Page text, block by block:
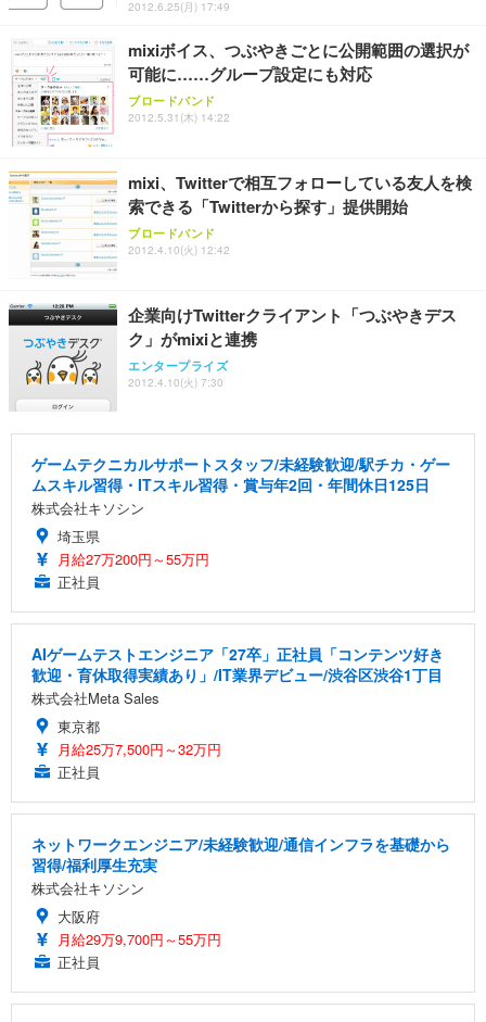
2012.6.25(月) 17:49
mixiボイス、つぶやきごとに公開範囲の選択が
可能に……グループ設定にも対応
ブロードバンド
2012.5.31(木) 14:22
mixi、Twitterで相互フォローしている友人を検
索できる「Twitterから探す」提供開始
ブロードバンド
2012.4.10(火) 12:42
企業向けTwitterクライアント「つぶやきデス
ク」がmixiと連携
エンタープライズ
2012.4.10(火) 7:30
ゲームテクニカルサポートスタッフ/未経験歓迎/駅チカ・ゲー
ムスキル習得・ITスキル習得・賞与年2回・年間休日125日
株式会社キソシン
埼玉県
月給27万200円～55万円
正社員
AIゲームテストエンジニア「27卒」正社員「コンテンツ好き
歓迎・育休取得実績あり」/IT業界デビュー/渋谷区渋谷1丁目
株式会社Meta Sales
東京都
月給25万7,500円～32万円
正社員
ネットワークエンジニア/未経験歓迎/通信インフラを基礎から
習得/福利厚生充実
株式会社キソシン
大阪府
月給29万9,700円～55万円
正社員